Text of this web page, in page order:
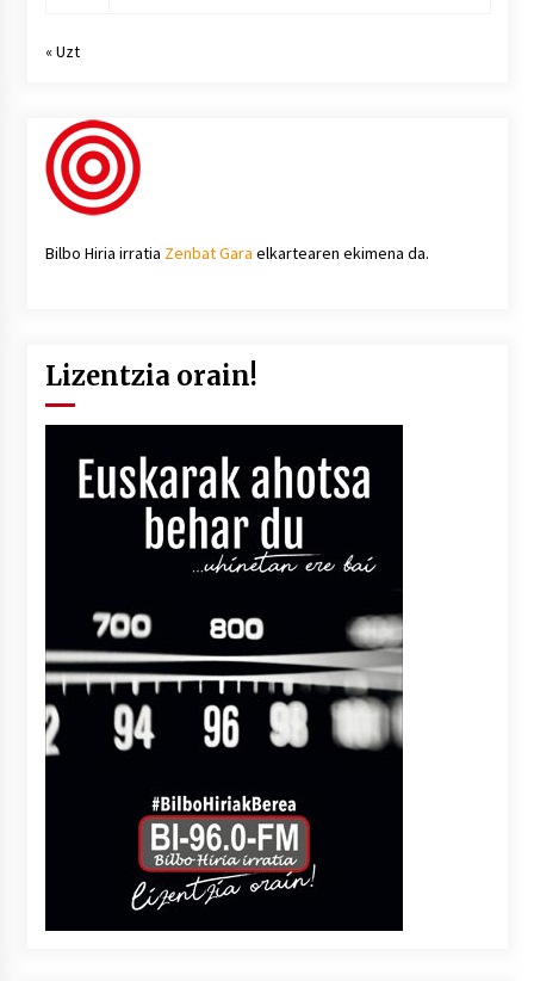
« Uzt
Bilbo Hiria irratia Zenbat Gara elkartearen ekimena da.
Lizentzia orain!